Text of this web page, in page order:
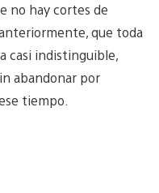
no hay cortes de
que toda
casi indistinguible,
abandonar por
tiempo.